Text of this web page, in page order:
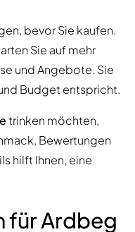
bevor Sie kaufen.
Sie auf mehr
und Angebote. Sie
Budget entspricht.
trinken möchten,
Bewertungen
hilft Ihnen, eine
für Ardbeg